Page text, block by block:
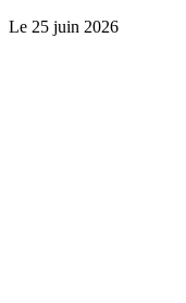
Le 25 juin 2026